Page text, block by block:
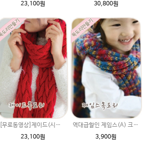
23,100원
30,800원
[무료동영상]제이드(시크릿울) diy패키지 꽈배기목도리 커플목도리 특별한선물 동영상시디 도안만들기뜨기 털실 뜨개질실
23,100원
역대급할인 제임스(A) 크리스마스선물 옥스퍼드 손뜨개질목도리뜨기
3,900원